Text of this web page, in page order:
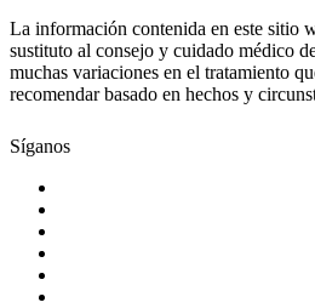
La información contenida en este sitio
sustituto al consejo y cuidado médico
muchas variaciones en el tratamiento
recomendar basado en hechos y
Síganos